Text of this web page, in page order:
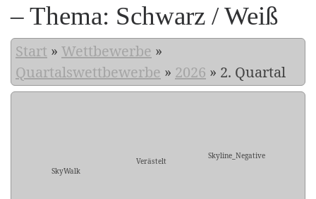
– Thema: Schwarz / Weiß
Start » Wettbewerbe »
Quartalswettbewerbe » 2026 » 2. Quartal
SkyWalk
Verästelt
Skyline_Negative